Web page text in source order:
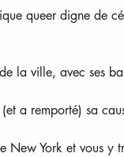
queer digne de
la ville, avec ses
a remporté) sa
New York et vous y